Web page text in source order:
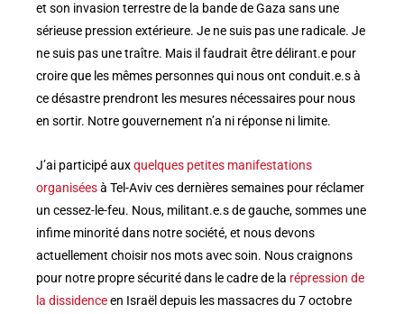
et son invasion terrestre de la bande de Gaza sans une
sérieuse pression extérieure. Je ne suis pas une radicale. Je
ne suis pas une traître. Mais il faudrait être délirant.e pour
croire que les mêmes personnes qui nous ont conduit.e.s à
ce désastre prendront les mesures nécessaires pour nous
en sortir. Notre gouvernement n’a ni réponse ni limite.
J’ai participé auxquelques petites manifestations
organiséesà Tel-Aviv ces dernières semaines pour réclamer
un cessez-le-feu. Nous, militant.e.s de gauche, sommes une
infime minorité dans notre société, et nous devons
actuellement choisir nos mots avec soin. Nous craignons
pour notre propre sécurité dans le cadre de la répression de
la dissidenceen Israël depuis les massacres du 7 octobre